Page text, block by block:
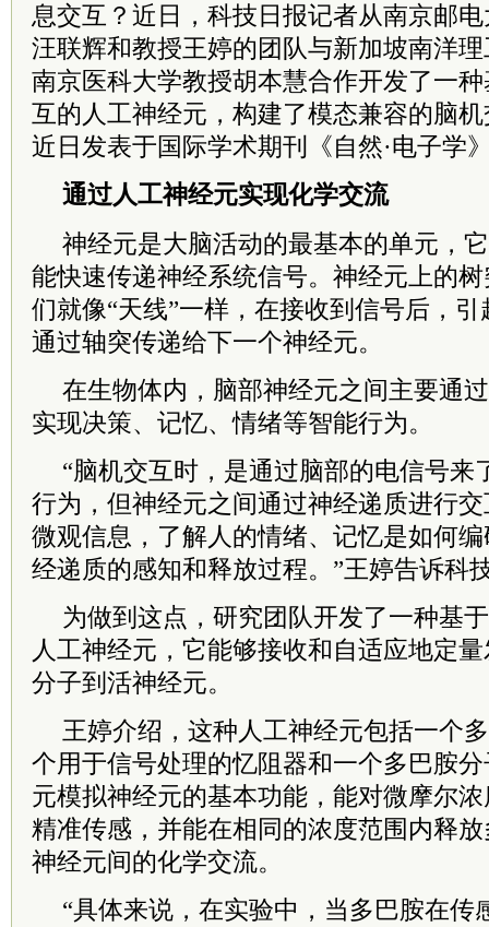
息交互？近日，科技日报记者从南京邮
汪联辉和教授王婷的团队与新加坡南洋
南京医科大学教授胡本慧合作开发了一
互的人工神经元，构建了模态兼容的脑
近日发表于国际学术期刊《自然·电子学
通过人工神经元实现化学交流
神经元是大脑活动的最基本的单元，
能快速传递神经系统信号。神经元上的
们就像“天线”一样，在接收到信号后，
通过轴突传递给下一个神经元。
在生物体内，脑部神经元之间主要通
实现决策、记忆、情绪等智能行为。
“脑机交互时，是通过脑部的电信号来
行为，但神经元之间通过神经递质进行
微观信息，了解人的情绪、记忆是如何编
经递质的感知和释放过程。”王婷告诉科
为做到这点，研究团队开发了一种基
人工神经元，它能够接收和自适应地定
分子到活神经元。
王婷介绍，这种人工神经元包括一个
个用于信号处理的忆阻器和一个多巴胺
元模拟神经元的基本功能，能对微摩尔
精准传感，并能在相同的浓度范围内释
神经元间的化学交流。
“具体来说，在实验中，当多巴胺在传